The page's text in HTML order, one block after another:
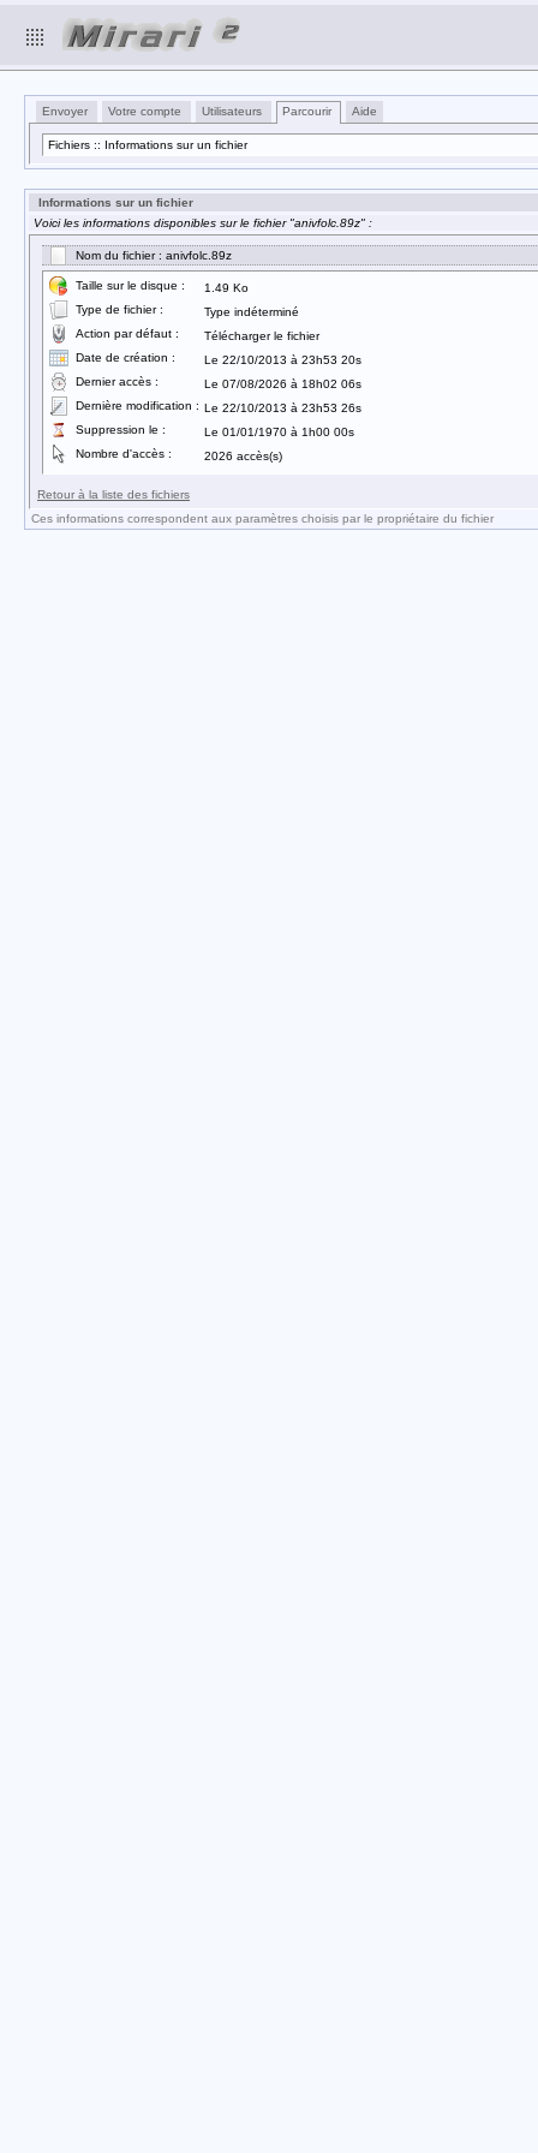
Envoyer Votre compte Utilisateurs Parcourir Aide
Fichiers :: Informations sur un fichier
Informations sur un fichier
Voici les informations disponibles sur le fichier "anivfolc.89z" :
Nom du fichier : anivfolc.89z
Taille sur le disque :
1.49 Ko
Type de fichier :
Type indéterminé
Action par défaut :
Télécharger le fichier
Date de création :
Le 22/10/2013 à 23h53 20s
Dernier accès :
Le 07/08/2026 à 18h02 06s
Dernière modification : Le 22/10/2013 à 23h53 26s
Suppression le :
Le 01/01/1970 à 1h00 00s
Nombre d'accès :
2026 accès(s)
Retour à la liste des fichiers
Ces informations correspondent aux paramètres choisis par le propriétaire du fichier